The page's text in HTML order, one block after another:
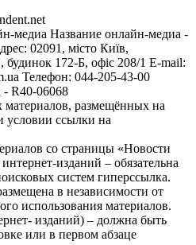
медиа Название онлайн-медиа -
02091, місто Київ,
172-Б, офіс 208/1 E-mail:
Телефон: 044-205-43-00
R40-06068
размещённых на
условии ссылки на
со страницы «Новости
изданий – обязательна
систем гиперссылка.
в независимости от
использования материалов.
изданий) – должна быть
или в первом абзаце